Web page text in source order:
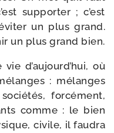
sup­por­ter ; c’est
un plus grand.
un plus grand bien.
d’aujourd’hui, où
: mélanges
for­cé­ment,
comme : le bien
civile, il fau­dra